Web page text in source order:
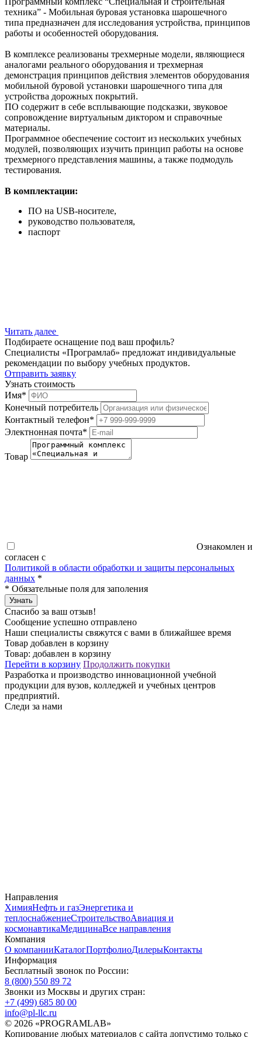
техника” - Мобильная буровая установка шарошечного
типа предназначен для исследования устройства, принципов
работы и особенностей оборудования.
В комплексе реализованы трехмерные модели, являющиеся
аналогами реального оборудования и трехмерная
демонстрация принципов действия элементов оборудования
мобильной буровой установки шарошечного типа для
устройства дорожных покрытий.
ПО содержит в себе всплывающие подсказки, звуковое
сопровождение виртуальным диктором и справочные
материалы.
Программное обеспечение состоит из нескольких учебных
модулей, позволяющих изучить принцип работы на основе
трехмерного представления машины, а также подмодуль
тестирования.
В комплектации:
ПО на USB-носителе,
руководство пользователя,
паспорт
Читать далее
Подбираете оснащение под ваш профиль?
Специалисты «Програмлаб» предложат индивидуальные
рекомендации по выбору учебных продуктов.
Отправить заявку
Узнать стоимость
Имя*
Конечный потребитель
Контактный телефон*
Электнонная почта*
Товар
Ознакомлен и
согласен с
Политикой в области обработки и защиты персональных
данных *
* Обязательные поля для заполения
Узнать
Спасибо за ваш отзыв!
Сообщение успешно отправлено
Наши специалисты свяжутся с вами в ближайшее время
Товар добавлен в корзину
Товар: добавлен в корзину
Перейти в корзину Продолжить покупки
Разработка и производство инновационной учебной
продукции для вузов, колледжей и учебных центров
предприятий.
Следи за нами
Направления
ХимияНефть и газЭнергетика и
теплоснабжениеСтроительствоАвиация и
космонавтикаМедицинаВсе направления
Компания
О компанииКаталогПортфолиоДилерыКонтакты
Информация
Бесплатный звонок по России:
8 (800) 550 89 72
Звонки из Москвы и других стран:
+7 (499) 685 80 00
info@pl-llc.ru
© 2026 «PROGRAMLAB»
Копирование любых материалов с сайта допустимо только с